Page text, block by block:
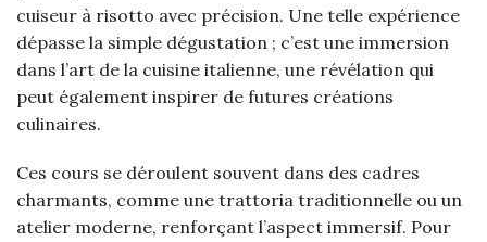
cuiseur à risotto avec précision. Une telle expérience
dépasse la simple dégustation ; c’est une immersion
dans l’art de la cuisine italienne, une révélation qui
peut également inspirer de futures créations
culinaires.
Ces cours se déroulent souvent dans des cadres
charmants, comme une trattoria traditionnelle ou un
atelier moderne, renforçant l’aspect immersif. Pour